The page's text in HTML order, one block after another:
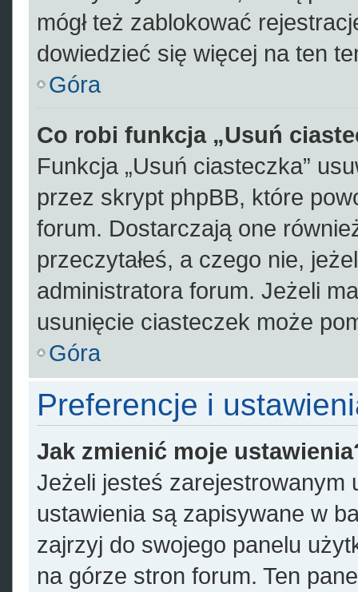
mógł też zablokować
dowiedzieć się więcej na ten
Góra
Co robi funkcja „Usuń
Funkcja „Usuń ciasteczka”
przez skrypt phpBB, które
forum. Dostarczają one
przeczytałeś, a czego nie,
administratora forum. Jeżeli
usunięcie ciasteczek może
Góra
Preferencje i
Jak zmienić moje
Jeżeli jesteś zarejestrowanym
ustawienia są zapisywane w
zajrzyj do swojego panelu
na górze stron forum. Ten